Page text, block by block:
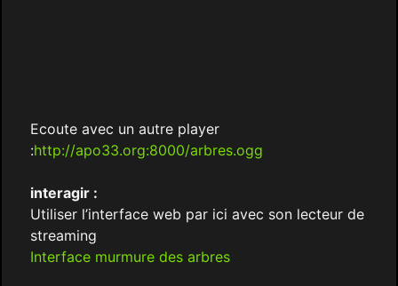
Ecoute avec un autre player
:http://apo33.org:8000/arbres.ogg
interagir :
Utiliser l’interface web par ici avec son lecteur de
streaming
Interface murmure des arbres